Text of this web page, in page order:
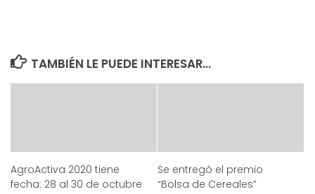
TAMBIÉN LE PUEDE INTERESAR...
AgroActiva 2020 tiene
fecha: 28 al 30 de octubre
Se entregó el premio
“Bolsa de Cereales”